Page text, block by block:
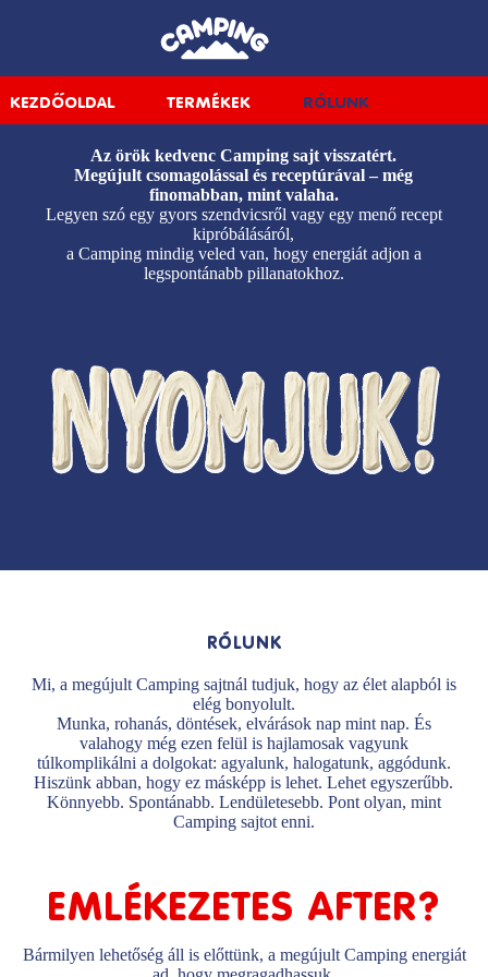
KEZDŐOLDAL TERMÉKEK RÓLUNK
Az örök kedvenc Camping sajt visszatért.
Megújult csomagolással és receptúrával – még
finomabban, mint valaha.
Legyen szó egy gyors szendvicsről vagy egy menő recept
kipróbálásáról,
a Camping mindig veled van, hogy energiát adjon a
legspontánabb pillanatokhoz.
RÓLUNK
Mi, a megújult Camping sajtnál tudjuk, hogy az élet alapból is
elég bonyolult.
Munka, rohanás, döntések, elvárások nap mint nap. És
valahogy még ezen felül is hajlamosak vagyunk
túlkomplikálni a dolgokat: agyalunk, halogatunk, aggódunk.
Hiszünk abban, hogy ez másképp is lehet. Lehet egyszerűbb.
Könnyebb. Spontánabb. Lendületesebb. Pont olyan, mint
Camping sajtot enni.
EMLÉKEZETES AFTER?
Bármilyen lehetőség áll is előttünk, a megújult Camping energiát